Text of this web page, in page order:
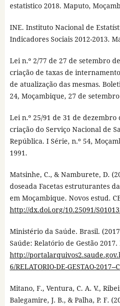
estatistico 2018. Maputo,
INE. Instituto Nacional de
Indicadores Sociais 2012-2013.
Lei n.º 2/77 de 27 de setembro
criação de taxas de
de atualização das mesmas.
24, Moçambique, 27 de
Lei n.º 25/91 de 31 de dezembro
criação do Serviço Nacional de
República. I Série, n.º 54,
1991.
Matsinhe, C., & Namburete, D.
doseada Facetas estruturantes
em Moçambique. Novos estud.
http://dx.doi.org/10.25091/
Ministério da Saúde. Brasil.
Saúde: Relatório de Gestão
http://
6/RELATORIO-DE-GESTAO-
Mitano, F., Ventura, C. A. V.,
Balegamire, J. B., & Palha, P. F.